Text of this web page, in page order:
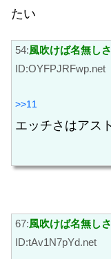
たい
54:風吹けば名無し
ID:OYFPJRFwp.net
>>11
エッチさはアス
67:風吹けば名無し
ID:tAv1N7pYd.net